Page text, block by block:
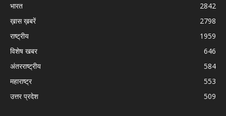
भारत
2842
ख़ास ख़बरें
2798
राष्ट्रीय
1959
विशेष खबर
646
अंतरराष्ट्रीय
584
महाराष्ट्र
553
उत्तर प्रदेश
509